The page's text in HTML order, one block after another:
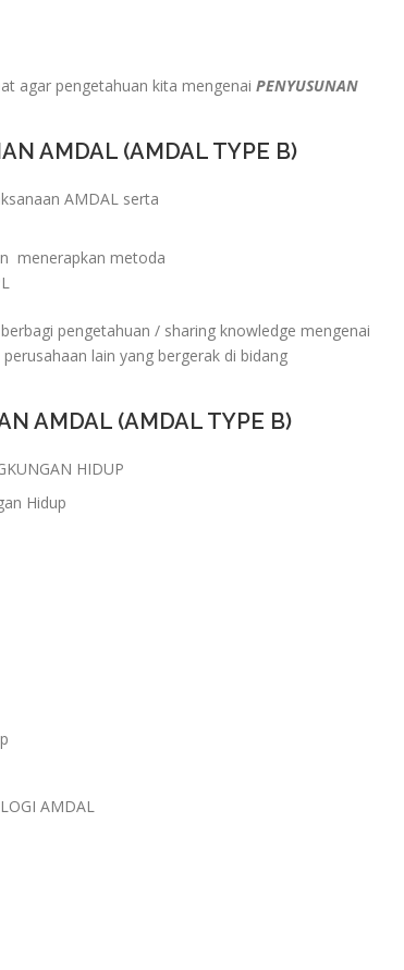
agar pengetahuan kita mengenai PENYUSUNAN
AMDAL (AMDAL TYPE B)
AMDAL serta
menerapkan metoda
pengetahuan / sharing knowledge mengenai
lain yang bergerak di bidang
AMDAL (AMDAL TYPE B)
HIDUP
Hidup
AMDAL